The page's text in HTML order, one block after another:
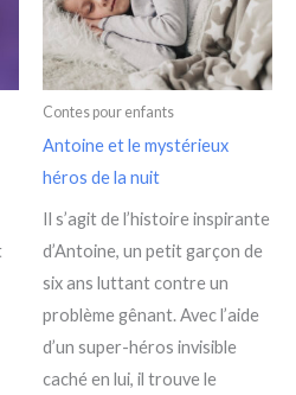
Contes pour enfants
Antoine et le mystérieux
héros de la nuit
Il s’agit de l’histoire inspirante
d’Antoine, un petit garçon de
six ans luttant contre un
problème gênant. Avec l’aide
d’un super-héros invisible
caché en lui, il trouve le